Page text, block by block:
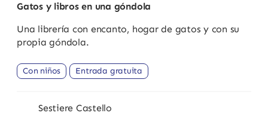
Gatos y libros en una góndola
Una librería con encanto, hogar de gatos y con su
propia góndola.
Con niños Entrada gratuita
Sestiere Castello